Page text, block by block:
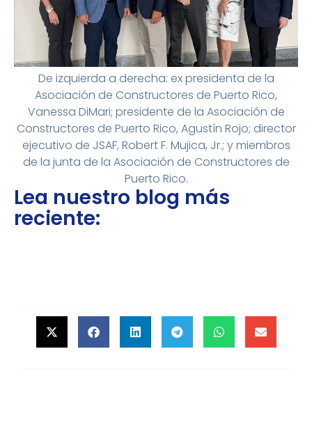
De izquierda a derecha: ex presidenta de la
Asociación de Constructores de Puerto Rico,
Vanessa DiMari; presidente de la Asociación de
Constructores de Puerto Rico, Agustín Rojo; director
ejecutivo de JSAF, Robert F. Mujica, Jr.; y miembros
de la junta de la Asociación de Constructores de
Puerto Rico.
Lea nuestro blog más
reciente: